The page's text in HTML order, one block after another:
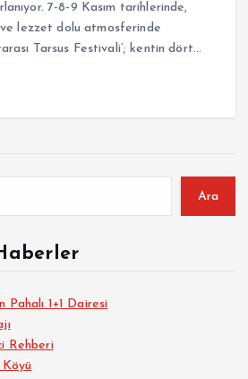
7-8-9 Kasım tarihlerinde,
ve lezzet dolu atmosferinde
Tarsus Festivali’; kentin dört…
Ara
Pahalı 1+1 Dairesi
Rehberi
Köyü